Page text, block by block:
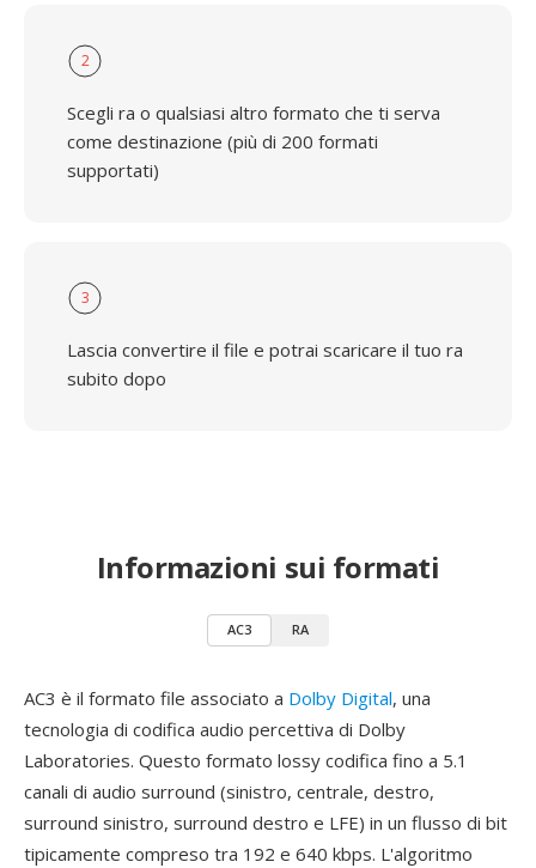
2
Scegli ra o qualsiasi altro formato che ti serva
come destinazione (più di 200 formati
supportati)
3
Lascia convertire il file e potrai scaricare il tuo ra
subito dopo
Informazioni sui formati
AC3 RA
AC3 è il formato file associato a Dolby Digital, una
tecnologia di codifica audio percettiva di Dolby
Laboratories. Questo formato lossy codifica fino a 5.1
canali di audio surround (sinistro, centrale, destro,
surround sinistro, surround destro e LFE) in un flusso di bit
tipicamente compreso tra 192 e 640 kbps. L'algoritmo